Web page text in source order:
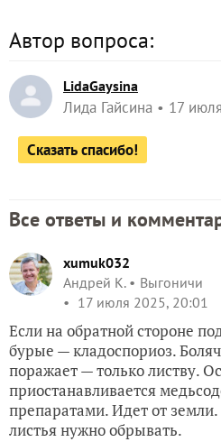
Автор вопроса:
LidaGaysina
Лида Гайсина 17
Сказать спасибо!
Все ответы и
xumuk032
Андрей К.
Выгоничи
17 июля 2025, 20:01
Если на обратной стороне
бурые — кладоспориоз.
поражает — только листву.
приостанавливается
препаратами. Идет от
листья нужно обрывать.